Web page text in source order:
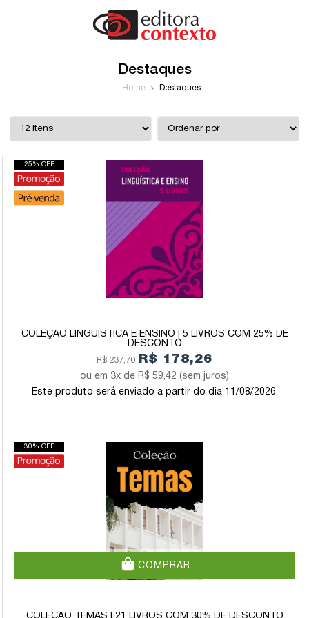
Destaques
Home Destaques
25% OFF
COLEÇÃO LINGUÍSTICA E ENSINO | 5 LIVROS COM 25% DE
DESCONTO
R$ 237,70 R$ 178,26
3x de R$ 59,42 (sem juros)
Este produto será enviado a partir do dia 11/08/2026.
COMPRAR
30% OFF